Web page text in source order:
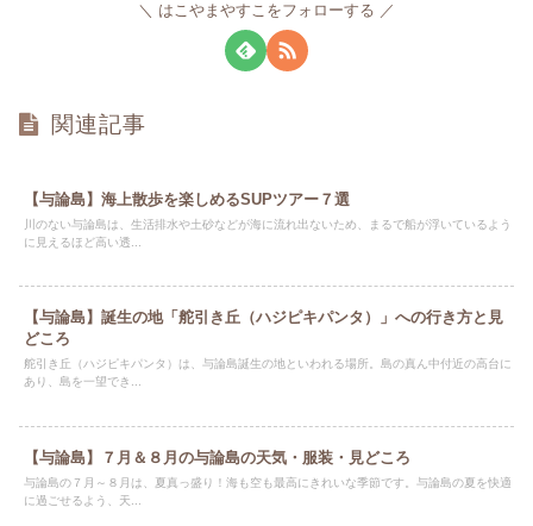
はこやまやすこをフォローする
関連記事
【与論島】海上散歩を楽しめるSUPツアー７選
川のない与論島は、生活排水や土砂などが海に流れ出ないため、まるで船が浮いているよう
に見えるほど高い透...
【与論島】誕生の地「舵引き丘（ハジピキパンタ）」への行き方と見
どころ
舵引き丘（ハジピキパンタ）は、与論島誕生の地といわれる場所。島の真ん中付近の高台に
あり、島を一望でき...
【与論島】７月＆８月の与論島の天気・服装・見どころ
与論島の７月～８月は、夏真っ盛り！海も空も最高にきれいな季節です。与論島の夏を快適
に過ごせるよう、天...